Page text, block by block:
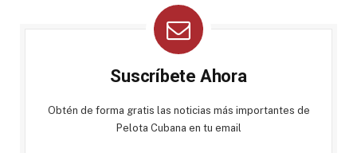
Suscríbete Ahora
Obtén de forma gratis las noticias más importantes de
Pelota Cubana en tu email